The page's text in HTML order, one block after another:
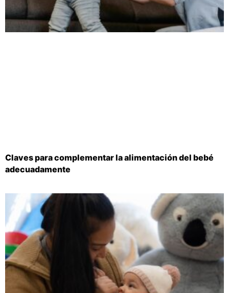
Claves para complementar la alimentación del bebé
adecuadamente